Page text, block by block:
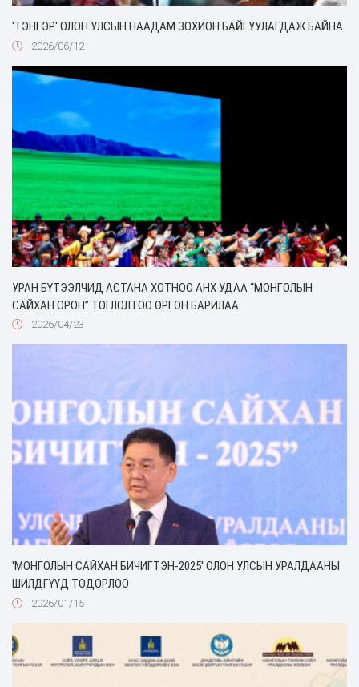
'ТЭНГЭР' ОЛОН УЛСЫН НААДАМ ЗОХИОН БАЙГУУЛАГДАЖ БАЙНА
2026/06/12
УРАН БҮТЭЭЛЧИД АСТАНА ХОТНОО АНХ УДАА “МОНГОЛЫН
САЙХАН ОРОН” ТОГЛОЛТОО ӨРГӨН БАРИЛАА
2026/04/23
'МОНГОЛЫН САЙХАН БИЧИГТЭН-2025' ОЛОН УЛСЫН УРАЛДААНЫ
ШИЛДГҮҮД ТОДОРЛОО
2026/01/15